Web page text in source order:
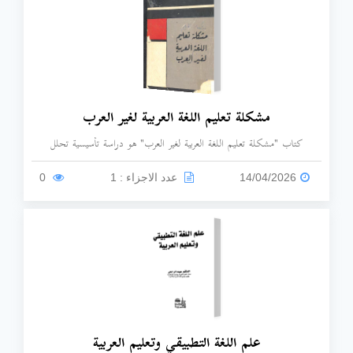
مشكلة تعليم اللغة العربية لغير العرب
كتاب "مشكلة تعليم اللغة العربية لغير العرب" هو دراسة تأسيسية تحلل
الصعوبات المنهجية والتربوية في تدريس العربية لغير الناطقين بها. يناقش الكتاب
أزمة المناهج التقليدية، وضرورة التجديد، ويركز على إعداد المعلم، وتطبيق طرق
بشكل شامل كما هو مفصل في هذا البحث.
14/04/2026 عدد الاجزاء : 1
علم اللغة التطبيقي وتعليم العربية